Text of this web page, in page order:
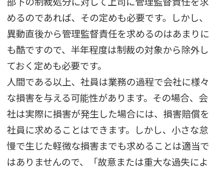
めるのであれば、その定めも必要です。しかし、
異動直後から管理監督責任を求めるのはあまりに
も酷ですので、半年程度は制裁の対象から除外し
ておく定めも必要です。
人間である以上、社員は業務の過程で会社に様々
な損害を与える可能性があります。その場合、会
社は実際に損害が発生した場合には、損害賠償を
社員に求めることはできます。しかし、小さな怠
慢で生じた軽微な損害までも求めることは適当で
はありませんので、「故意または重大な過失によ